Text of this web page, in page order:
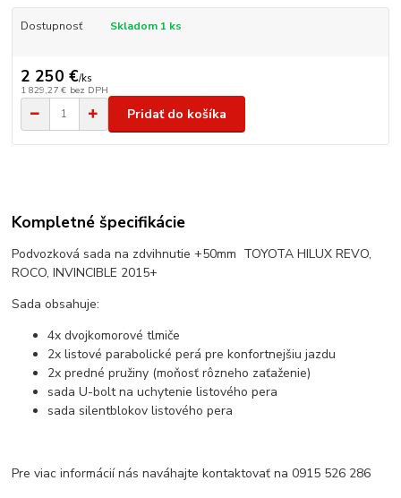
Dostupnosť Skladom 1 ks
2 250 €/ks
1 829,27 € bez DPH
Pridať do košíka
Kompletné špecifikácie
Podvozková sada na zdvihnutie +50mm TOYOTA HILUX REVO,
ROCO, INVINCIBLE 2015+
Sada obsahuje:
4x dvojkomorové tlmiče
2x listové parabolické perá pre konfortnejšiu jazdu
2x predné pružiny (moňosť rôzneho zaťaženie)
sada U-bolt na uchytenie listového pera
sada silentblokov listového pera
Pre viac informácií nás naváhajte kontaktovať na 0915 526 286